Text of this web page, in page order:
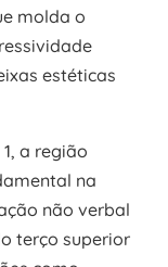
molda o
estéticas
a região
na
não verbal
terço superior